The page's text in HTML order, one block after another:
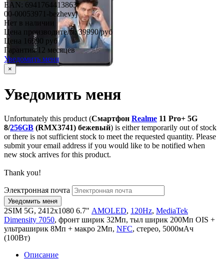
EAN: 6941764413863
00-00053971-bezhevyj
Нет в наличии
Цена производителя:39990 руб
Цена 16990 руб
Гарантия 12 месяцев
Уведомить меня
×
Уведомить меня
Unfortunately this product (Смартфон Realme 11 Pro+ 5G
8/256GB (RMX3741) бежевый) is either temporarily out of stock
or there is not sufficient stock to meet the requested quantity. Please
submit your email address if you would like to be notified when
new stock arrives for this product.
Thank you!
Электронная почта
2SIM 5G, 2412х1080 6.7" AMOLED, 120Hz, MediaTek
Dimensity 7050, фронт ширик 32Мп, тыл ширик 200Мп OIS +
ультраширик 8Мп + макро 2Мп, NFC, стерео, 5000мАч
(100Вт)
Описание